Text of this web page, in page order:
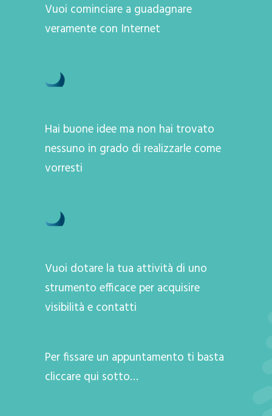
Vuoi cominciare a guadagnare
veramente con Internet
Hai buone idee ma non hai trovato
nessuno in grado di realizzarle come
vorresti
Vuoi dotare la tua attività di uno
strumento efficace per acquisire
visibilità e contatti
Per fissare un appuntamento ti basta
cliccare qui sotto…